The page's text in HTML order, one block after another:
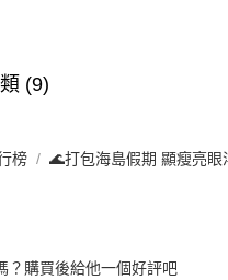
(9)
榜 🌊打包海島假期 顯瘦亮
？購買後給他一個好評吧